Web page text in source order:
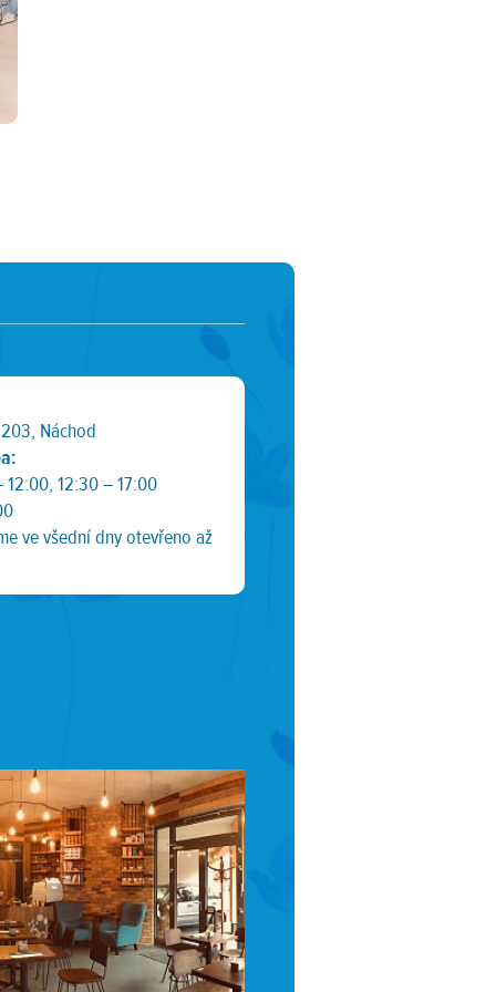
Náchod
12:30 – 17:00
ve všední dny otevřeno až